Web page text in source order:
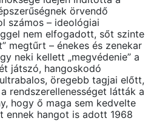
örvendő
számos – ideológiai
nem elfogadott, sőt szinte
megtűrt – énekes és zenekar
neki kellett „megvédenie” a
játszó, hangoskodó
öregebb tagjai előtt,
rendszerellenességet látták a
hogy ő maga sem kedvelte
ennek hangot is adott 1968